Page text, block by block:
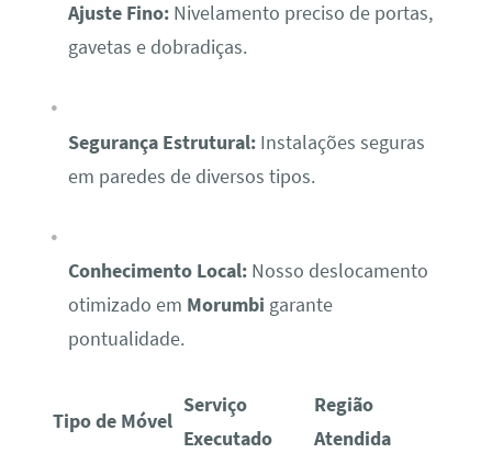
Ajuste Fino:Nivelamento preciso de portas,
gavetas e dobradiças.
Segurança Estrutural:Instalações seguras
em paredes de diversos tipos.
Conhecimento Local:Nosso deslocamento
otimizado em Morumbi garante
pontualidade.
Tipo de Móvel
Serviço
Executado
Região
Atendida